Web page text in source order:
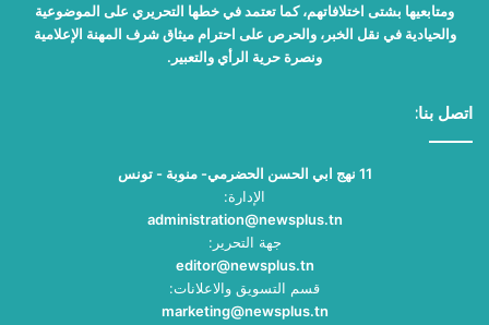
ومتابعيها بشتى اختلافاتهم، كما تعتمد في خطها التحريري على الموضوعية
والحيادية في نقل الخبر، والحرص على احترام ميثاق شرف المهنة الإعلامية
ونصرة حرية الرأي والتعبير.
اتصل بنا:
11 نهج ابي الحسن الحضرمي- منوبة - تونس
الإدارة:
administration@newsplus.tn
جهة التحرير:
editor@newsplus.tn
قسم التسويق والاعلانات:
marketing@newsplus.tn